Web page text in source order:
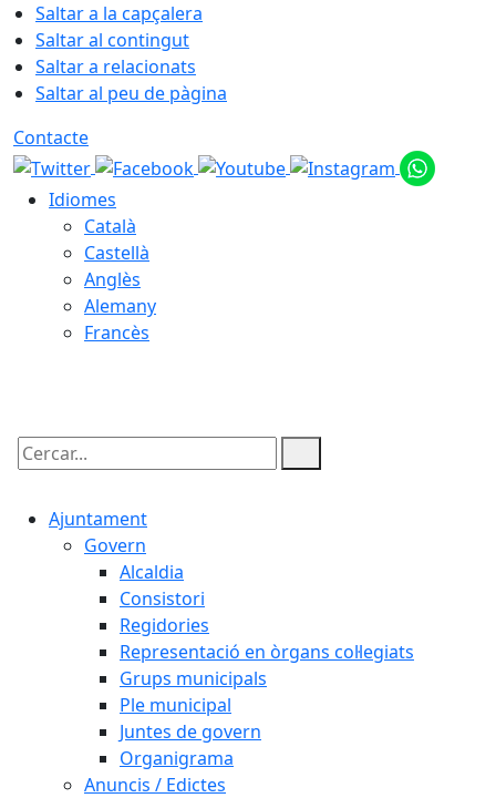
Saltar a la capçalera
Saltar al contingut
Saltar a relacionats
Saltar al peu de pàgina
Contacte
Idiomes
Català
Castellà
Anglès
Alemany
Francès
Cercar:
Ajuntament
Govern
Alcaldia
Consistori
Regidories
Representació en òrgans col·legiats
Grups municipals
Ple municipal
Juntes de govern
Organigrama
Anuncis / Edictes